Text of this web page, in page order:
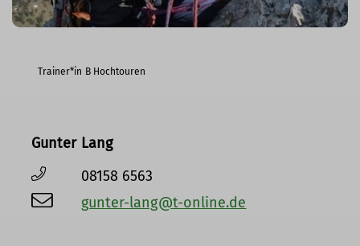
Trainer*in B Hochtouren
Gunter Lang
08158 6563
gunter-lang@t-online.de